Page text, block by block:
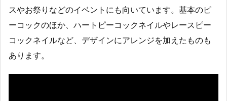
スやお祭りなどのイベントにも向いています。基本のピ
ーコックのほか、ハートピーコックネイルやレースピー
コックネイルなど、デザインにアレンジを加えたものも
あります。